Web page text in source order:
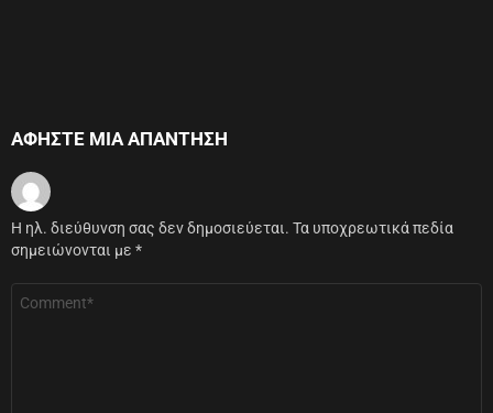
ΑΦΉΣΤΕ ΜΙΑ ΑΠΆΝΤΗΣΗ
Η ηλ. διεύθυνση σας δεν δημοσιεύεται. Τα υποχρεωτικά πεδία
σημειώνονται με *
Σχόλιο